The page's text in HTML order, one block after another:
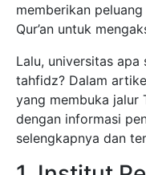
memberikan
Qur’an untuk
Lalu, universitas apa
tahfidz? Dalam
yang membuka jalur
dengan informasi
selengkapnya dan